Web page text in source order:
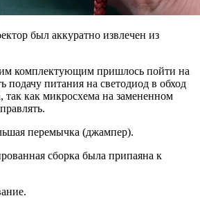
был аккуратно извлечен из
комплектующим пришлось пойти на
подачу питания на светодиод в обход
так как микросхема на замененном
перемычка (джампер).
сборка была припаяна к